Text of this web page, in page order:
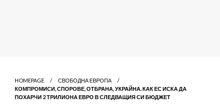
HOMEPAGE
СВОБОДНА ЕВРОПА
КОМПРОМИСИ, СПОРОВЕ, ОТБРАНА, УКРАЙНА. КАК ЕС ИСКА ДА
ПОХАРЧИ 2 ТРИЛИОНА ЕВРО В СЛЕДВАЩИЯ СИ БЮДЖЕТ